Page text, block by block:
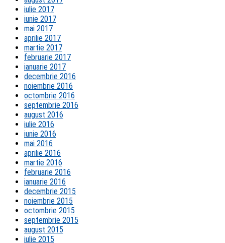
iulie 2017
iunie 2017
mai 2017
aprilie 2017
martie 2017
februarie 2017
ianuarie 2017
decembrie 2016
noiembrie 2016
octombrie 2016
septembrie 2016
august 2016
iulie 2016
iunie 2016
mai 2016
aprilie 2016
martie 2016
februarie 2016
ianuarie 2016
decembrie 2015
noiembrie 2015
octombrie 2015
septembrie 2015
august 2015
iulie 2015